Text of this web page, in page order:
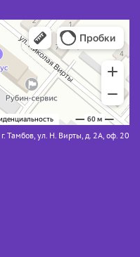
г. Тамбов, ул. Н. Вирты, д. 2А, оф. 20